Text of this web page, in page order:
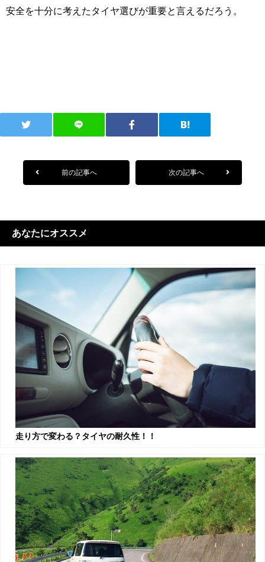
安全を十分に考えたタイヤ選びが重要と言えるだろう。
前の記事へ 次の記事へ
あなたにオススメ
走り方で変わる？タイヤの耐久性！！